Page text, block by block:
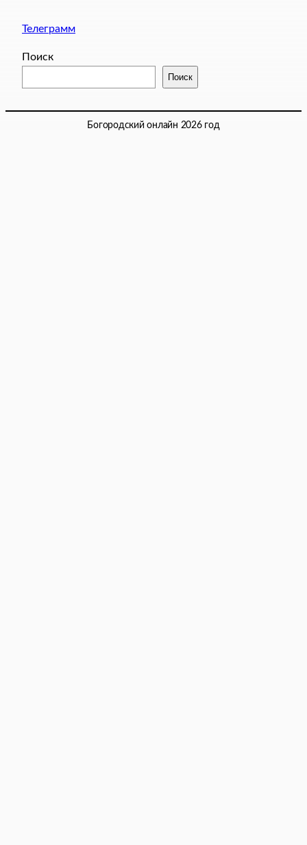
Телеграмм
Поиск
Поиск
Богородский онлайн 2026 год